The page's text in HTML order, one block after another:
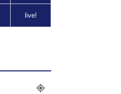
live!